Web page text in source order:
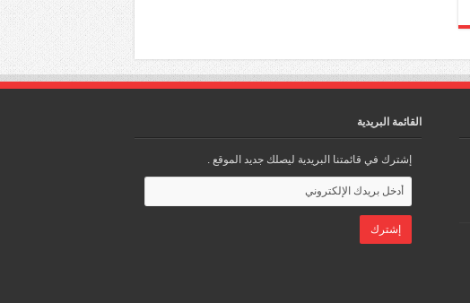
القائمة البريدية
إشترك في قائمتنا البريدية ليصلك جديد الموقع .